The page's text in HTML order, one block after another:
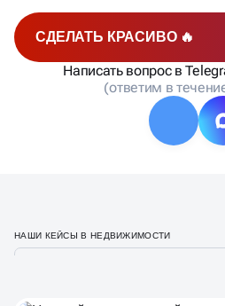
СДЕЛАТЬ КРАСИВО 🔥
Написать вопрос в
(ответим в
НАШИ КЕЙСЫ В НЕДВИЖИМОСТИ